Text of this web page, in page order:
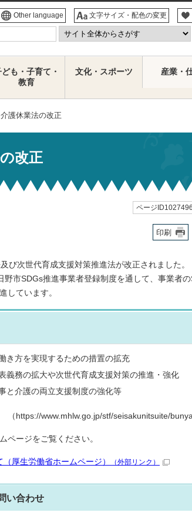
Other language 文字サイズ・配色の変更
ども・子育て・
教育
文化・スポーツ 産業・
護休業法の改正
改正
ページID1027496
印刷
び次世代育成支援対策推進法が改正されました。
野市SDGs推進事業者登録制度を通して、事業者
しています。
き方を実現するための措置の拡充
義務の拡大や次世代育成支援対策の推進・強化
と介護の両立支援制度の強化等
https://www.mhlw.go.jp/stf/seisakunitsuite/
ページをご覧ください。
厚生労働省ホームページ） （外部リンク）
い合わせ